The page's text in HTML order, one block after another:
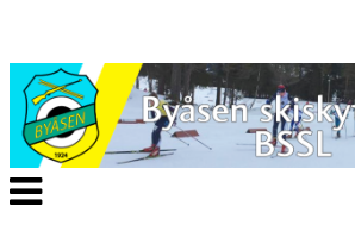
Veksle
navigasjon